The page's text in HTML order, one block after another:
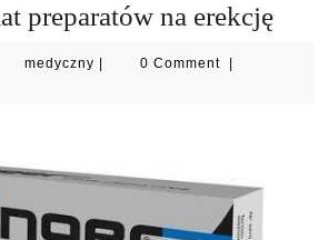
preparatów na erekcję
medyczny medyczny0 Comment